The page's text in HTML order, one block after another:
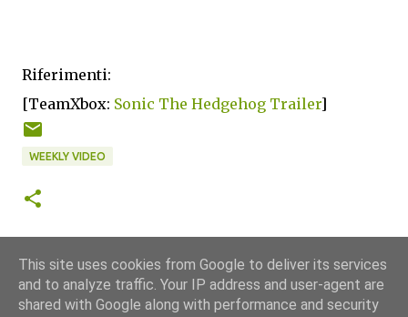
Riferimenti:
[TeamXbox: Sonic The Hedgehog Trailer]
WEEKLY VIDEO
This site uses cookies from Google to deliver its services
and to analyze traffic. Your IP address and user-agent are
shared with Google along with performance and security